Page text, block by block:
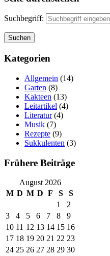
Suchbegriff:
Kategorien
Allgemein (14)
Garten (8)
Kakteen (13)
Leitartikel (4)
Literatur(4)
Musik (7)
Rezepte (9)
Sukkulenten (3)
Frühere Beiträge
August 2026
M D M D F S
S
1
2
3
4 5 6 7 8
9
10 11 12 13 14 15 16
17 18 19 20 21 22 23
24 25 26 27 28 29 30